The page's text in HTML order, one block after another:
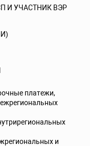
И УЧАСТНИК ВЭР
платежи,
и